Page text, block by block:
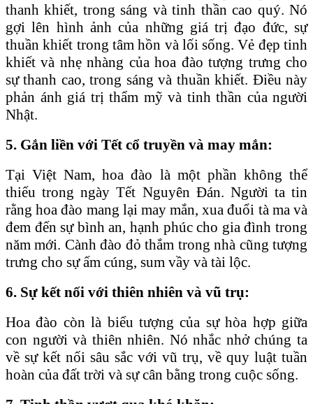
thanh khiết, trong sáng và tinh thần cao quý. Nó
gợi lên hình ảnh của những giá trị đạo đức, sự
thuần khiết trong tâm hồn và lối sống. Vẻ đẹp tinh
khiết và nhẹ nhàng của hoa đào tượng trưng cho
sự thanh cao, trong sáng và thuần khiết. Điều này
phản ánh giá trị thẩm mỹ và tinh thần của người
Nhật.
5. Gắn liền với Tết cổ truyền và may mắn:
Tại Việt Nam, hoa đào là một phần không thể
thiếu trong ngày Tết Nguyên Đán. Người ta tin
rằng hoa đào mang lại may mắn, xua đuổi tà ma và
đem đến sự bình an, hạnh phúc cho gia đình trong
năm mới. Cành đào đỏ thắm trong nhà cũng tượng
trưng cho sự ấm cúng, sum vầy và tài lộc.
6. Sự kết nối với thiên nhiên và vũ trụ:
Hoa đào còn là biểu tượng của sự hòa hợp giữa
con người và thiên nhiên. Nó nhắc nhở chúng ta
về sự kết nối sâu sắc với vũ trụ, về quy luật tuần
hoàn của đất trời và sự cân bằng trong cuộc sống.